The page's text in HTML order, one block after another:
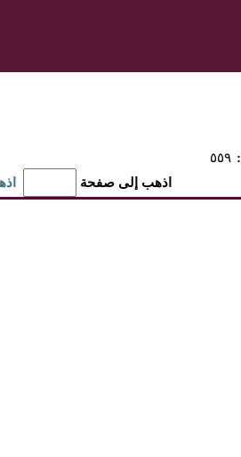
٥٥٩
اذهب إلى صفحة